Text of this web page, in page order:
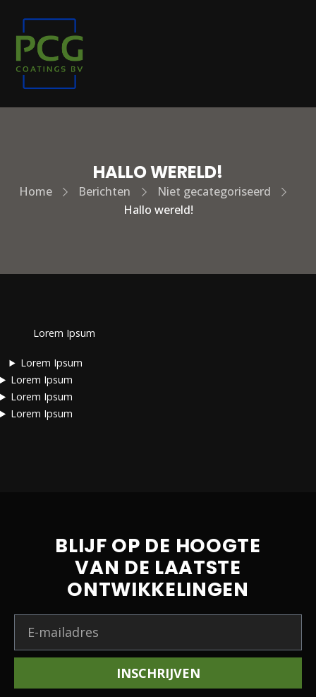
HALLO WERELD!
Home Berichten
Niet gecategoriseerd
Hallo wereld!
Lorem Ipsum
Lorem Ipsum
Lorem Ipsum
Lorem Ipsum
Lorem Ipsum
BLIJF OP DE HOOGTE
VAN DE LAATSTE
ONTWIKKELINGEN
INSCHRIJVEN